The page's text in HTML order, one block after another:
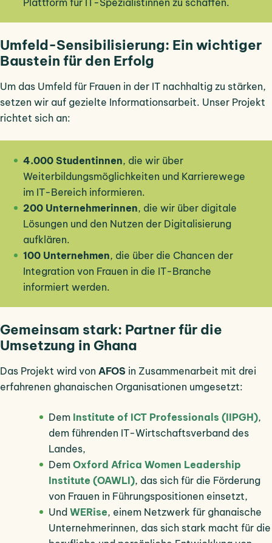
Umfeld-Sensibilisierung: Ein wichtiger
Baustein für den Erfolg
Um das Umfeld für Frauen in der IT nachhaltig zu stärken,
setzen wir auf gezielte Informationsarbeit. Unser Projekt
richtet sich an:
4.000 Studentinnen, die wir über
Weiterbildungsmöglichkeiten und Karrierewege
im IT-Bereich informieren.
200 Unternehmerinnen, die wir über digitale
Lösungen und den Nutzen der Digitalisierung
aufklären.
100 Unternehmen, die über die Chancen der
Integration von Frauen in die IT-Branche
informiert werden.
Gemeinsam stark: Partner für die
Umsetzung in Ghana
Das Projekt wird von AFOS in Zusammenarbeit mit drei
erfahrenen ghanaischen Organisationen umgesetzt:
Dem Institute of ICT Professionals (IIPGH),
dem führenden IT-Wirtschaftsverband des
Landes,
Dem Oxford Africa Women Leadership
Institute (OAWLI), das sich für die Förderung
von Frauen in Führungspositionen einsetzt,
Und WERise, einem Netzwerk für ghanaische
Unternehmerinnen, das sich stark macht für die